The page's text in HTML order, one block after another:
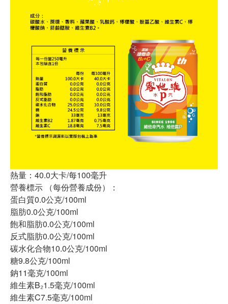
熱量：40.0大卡/每100毫升
營養標示 （每份營養成份）：
蛋白質0.0公克/100ml
脂肪0.0公克/100ml
飽和脂肪0.0公克/100ml
反式脂肪0.0公克/100ml
碳水化合物10.0公克/100ml
糖9.8公克/100ml
鈉11毫克/100ml
維生素B₂1.5毫克/100ml
維生素C7.5毫克/100ml